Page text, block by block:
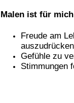
Malen ist für
Freude am
auszudrücken
Gefühle zu
Stimmungen